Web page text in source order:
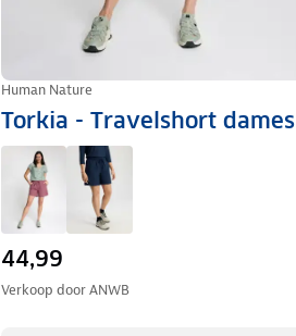
Human Nature
Torkia - Travelshort dames
44,99
Verkoop doorANWB